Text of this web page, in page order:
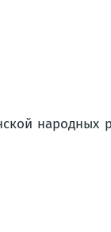
народных